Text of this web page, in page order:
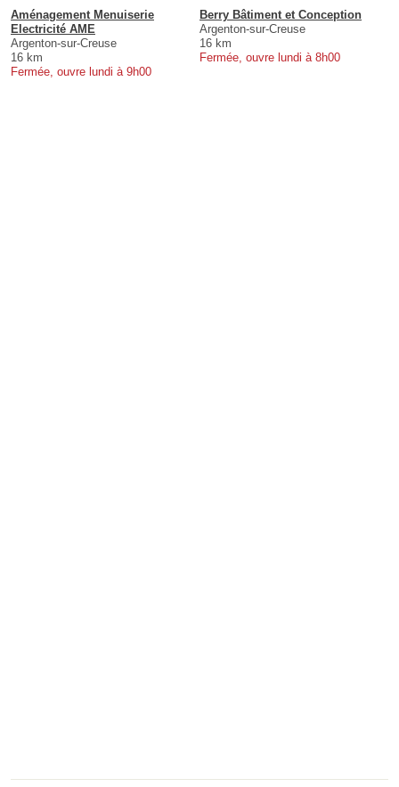
Aménagement Menuiserie
Electricité AME
Argenton-sur-Creuse
16 km
Fermée, ouvre lundi à 9h00
Berry Bâtiment et Conception
Argenton-sur-Creuse
16 km
Fermée, ouvre lundi à 8h00